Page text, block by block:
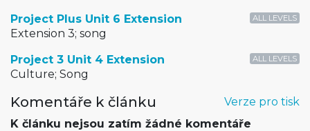
ALL LEVELS
Project Plus Unit 6 Extension
Extension 3; song
ALL LEVELS
Project 3 Unit 4 Extension
Culture; Song
Verze pro tisk
Komentáře k článku
K článku nejsou zatím žádné komentáře